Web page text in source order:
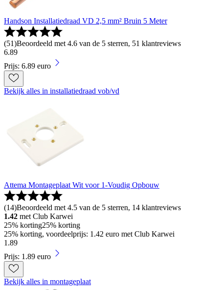
Handson Installatiedraad VD 2,5 mm² Bruin 5 Meter
(51)Beoordeeld met 4.6 van de 5 sterren, 51 klantreviews
6.89
Prijs: 6.89 euro
Bekijk alles in installatiedraad vob/vd
Attema Montageplaat Wit voor 1-Voudig Opbouw
(14)Beoordeeld met 4.5 van de 5 sterren, 14 klantreviews
1.42 met Club Karwei
25% korting25% korting
25% korting, voordeelprijs: 1.42 euro met Club Karwei
1 .89
Prijs: 1.89 euro
Bekijk alles in montageplaat